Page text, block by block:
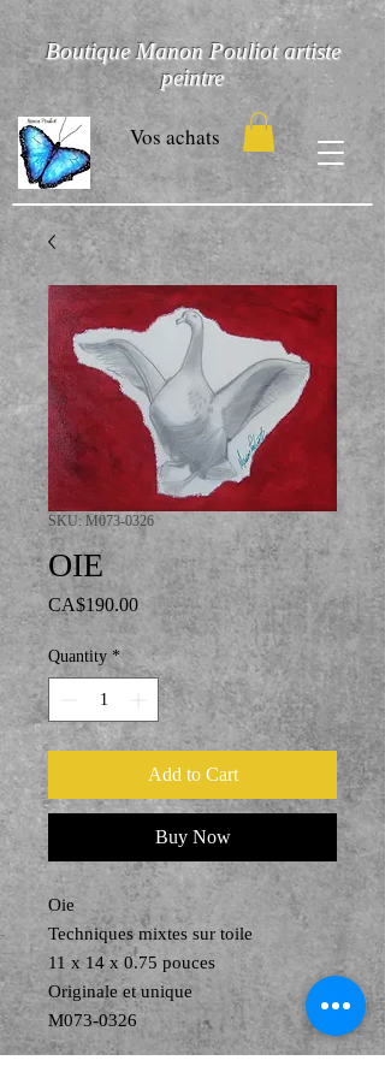
Boutique Manon Pouliot artiste
peintre
Vos achats
SKU: M073-0326
OIE
CA$190.00Price
Quantity *
Add to Cart
Buy Now
Oie
Techniques mixtes sur toile
11 x 14 x 0.75 pouces
Originale et unique
M073-0326